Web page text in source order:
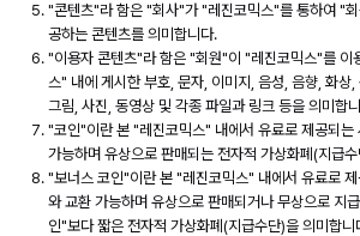
"콘텐츠"라 함은 "회사"가 "레진코믹스"를 통하여 "
공하는 콘텐츠를 의미합니다.
"이용자 콘텐츠"라 함은 "회원"이 "레진코믹스"를 이
스" 내에 게시한 부호, 문자, 이미지, 음성, 음향, 화상,
그림, 사진, 동영상 및 각종 파일과 링크 등을 의미합
"코인"이란 본 "레진코믹스" 내에서 유료로 제공되는
가능하며 유상으로 판매되는 전자적 가상화폐(지급
"보너스 코인"이란 본 "레진코믹스" 내에서 유료로
와 교환 가능하며 유상으로 판매되거나 무상으로 지
인"보다 짧은 전자적 가상화폐(지급수단)을 의미합니